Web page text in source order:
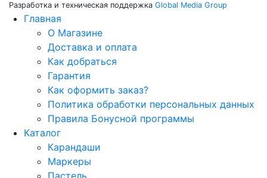
Разработка и техническая поддержка Global Media Group
Главная
О Магазине
Доставка и оплата
Как добраться
Гарантия
Как оформить заказ?
Политика обработки персональных данных
Правила Бонусной программы
Каталог
Карандаши
Маркеры